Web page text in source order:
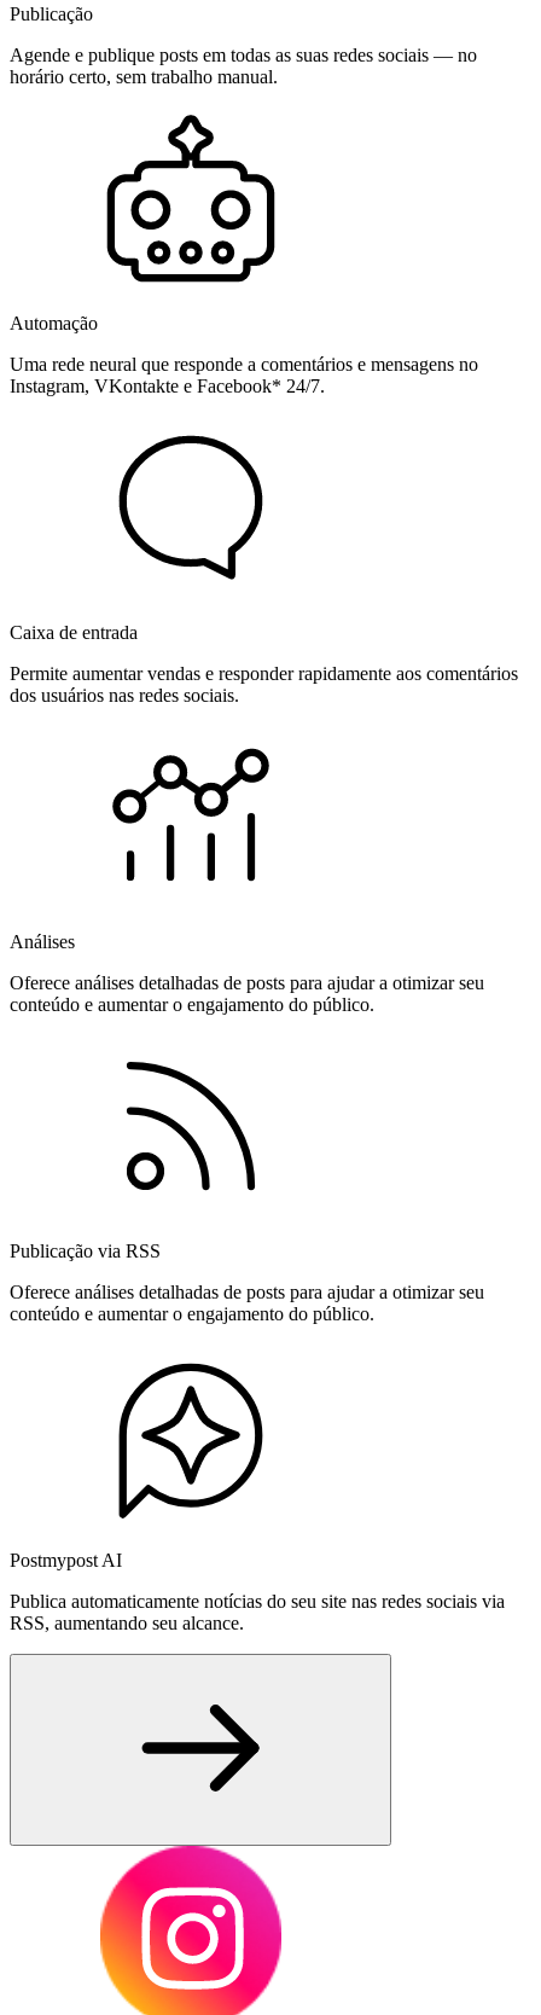
Publicação
Agende e publique posts em todas as suas redes sociais — no
horário certo, sem trabalho manual.
Automação
Uma rede neural que responde a comentários e mensagens no
Instagram, VKontakte e Facebook* 24/7.
Caixa de entrada
Permite aumentar vendas e responder rapidamente aos comentários
dos usuários nas redes sociais.
Análises
Oferece análises detalhadas de posts para ajudar a otimizar seu
conteúdo e aumentar o engajamento do público.
Publicação via RSS
Oferece análises detalhadas de posts para ajudar a otimizar seu
conteúdo e aumentar o engajamento do público.
Postmypost AI
Publica automaticamente notícias do seu site nas redes sociais via
RSS, aumentando seu alcance.